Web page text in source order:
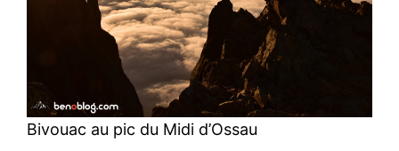
Bivouac au pic du Midi d’Ossau